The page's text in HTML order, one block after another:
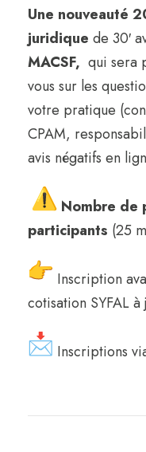
Une nouveauté
juridique de 30′
MACSF, qui sera
vous sur les
votre pratique
CPAM,
avis négatifs en
Nombre de
participants (25
Inscription
cotisation SYFAL
Inscriptions